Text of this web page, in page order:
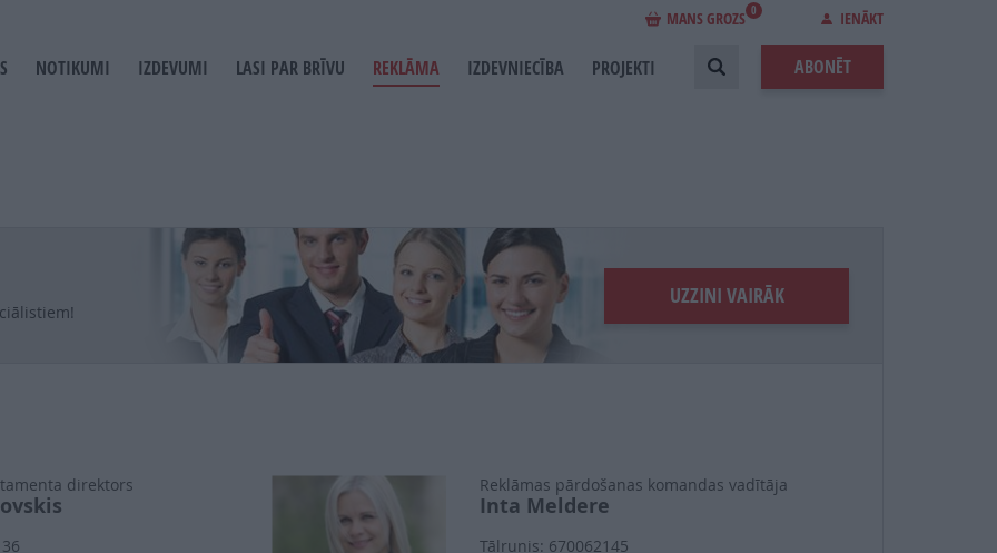
MANS GROZS 0 IENĀKT
NOTIKUMI IZDEVUMI LASI PAR BRĪVU REKLĀMA IZDEVNIECĪBA PROJEKTI ABONĒT
UZZINI VAIRĀK
direktors Reklāmas pārdošanas komandas vadītāja
Inta Meldere
Tālrunis: 670062145